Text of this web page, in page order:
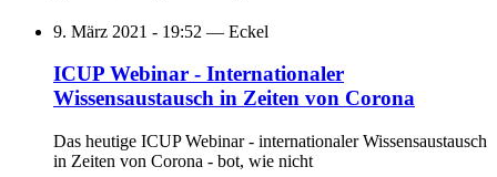
9. März 2021 - 19:52 — Eckel
ICUP Webinar - Internationaler
Wissensaustausch in Zeiten von Corona
Das heutige ICUP Webinar - internationaler Wissensaustausch
in Zeiten von Corona - bot, wie nicht